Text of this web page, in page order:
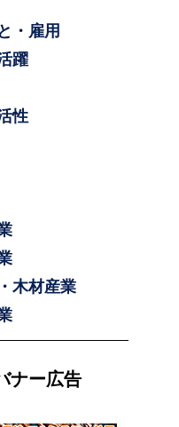
・雇用
躍
性
木材産業
ナー広告